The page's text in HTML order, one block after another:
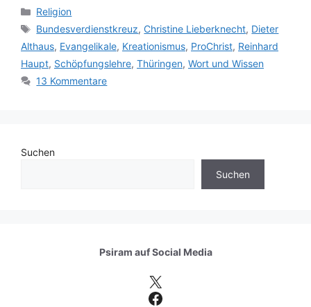
Kategorien
Religion
Schlagwörter
Bundesverdienstkreuz,Christine Lieberknecht, Dieter
Althaus, Evangelikale, Kreationismus, ProChrist, Reinhard
Haupt, Schöpfungslehre, Thüringen, Wort und Wissen
13 Kommentare
Suchen
Suchen
Psiram aufSocial Media
X
Facebook